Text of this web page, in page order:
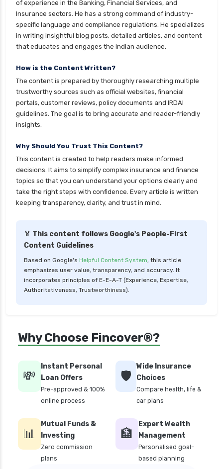
of experience in the Banking, Financial Services, and
Insurance sectors. He has a strong command of industry-
specific language and compliance regulations. He specializes
in writing insightful blog posts, detailed articles, and content
that educates and engages the Indian audience.
How is the Content Written?
The content is prepared by thoroughly researching multiple
trustworthy sources such as official websites, financial
portals, customer reviews, policy documents and IRDAI
guidelines. The goal is to bring accurate and reader-friendly
insights.
Why Should You Trust This Content?
This content is created to help readers make informed
decisions. It aims to simplify complex insurance and finance
topics so that you can understand your options clearly and
take the right steps with confidence. Every article is written
keeping transparency, clarity, and trust in mind.
🏅 This content follows Google's People-First
Content Guidelines
Based on Google's Helpful Content System, this article
emphasizes user value, transparency, and accuracy. It
incorporates principles of E-E-A-T (Experience, Expertise,
Authoritativeness, Trustworthiness).
Why Choose Fincover®?
💸
Instant Personal
Loan Offers
Pre-approved & 100%
online process
🛡️
Wide Insurance
Choices
Compare health, life &
car plans
📊
Mutual Funds &
Investing
Zero commission
plans
🏦
Expert Wealth
Management
Personalised goal-
based planning